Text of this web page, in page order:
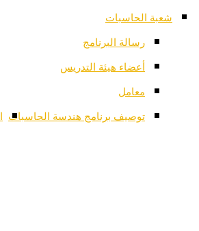
شعبة الحاسبات
رسالة البرنامج
أعضاء هيئة التدريس
معامل
توصيف برنامج هندسة الحاسبات